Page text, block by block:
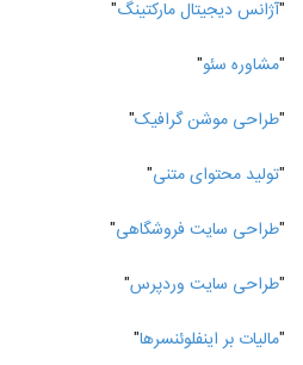
"آژانس دیجیتال مارکتینگ"
"مشاوره سئو"
"طراحی موشن گرافیک"
"تولید محتوای متنی"
"طراحی سایت فروشگاهی"
"طراحی سایت وردپرس"
"مالیات بر اینفلوئنسرها"